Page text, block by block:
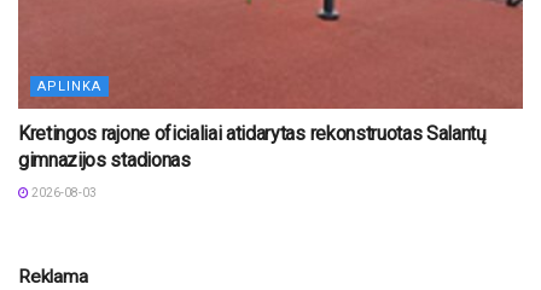
APLINKA
Kretingos rajone oficialiai atidarytas rekonstruotas Salantų
gimnazijos stadionas
2026-08-03
Reklama